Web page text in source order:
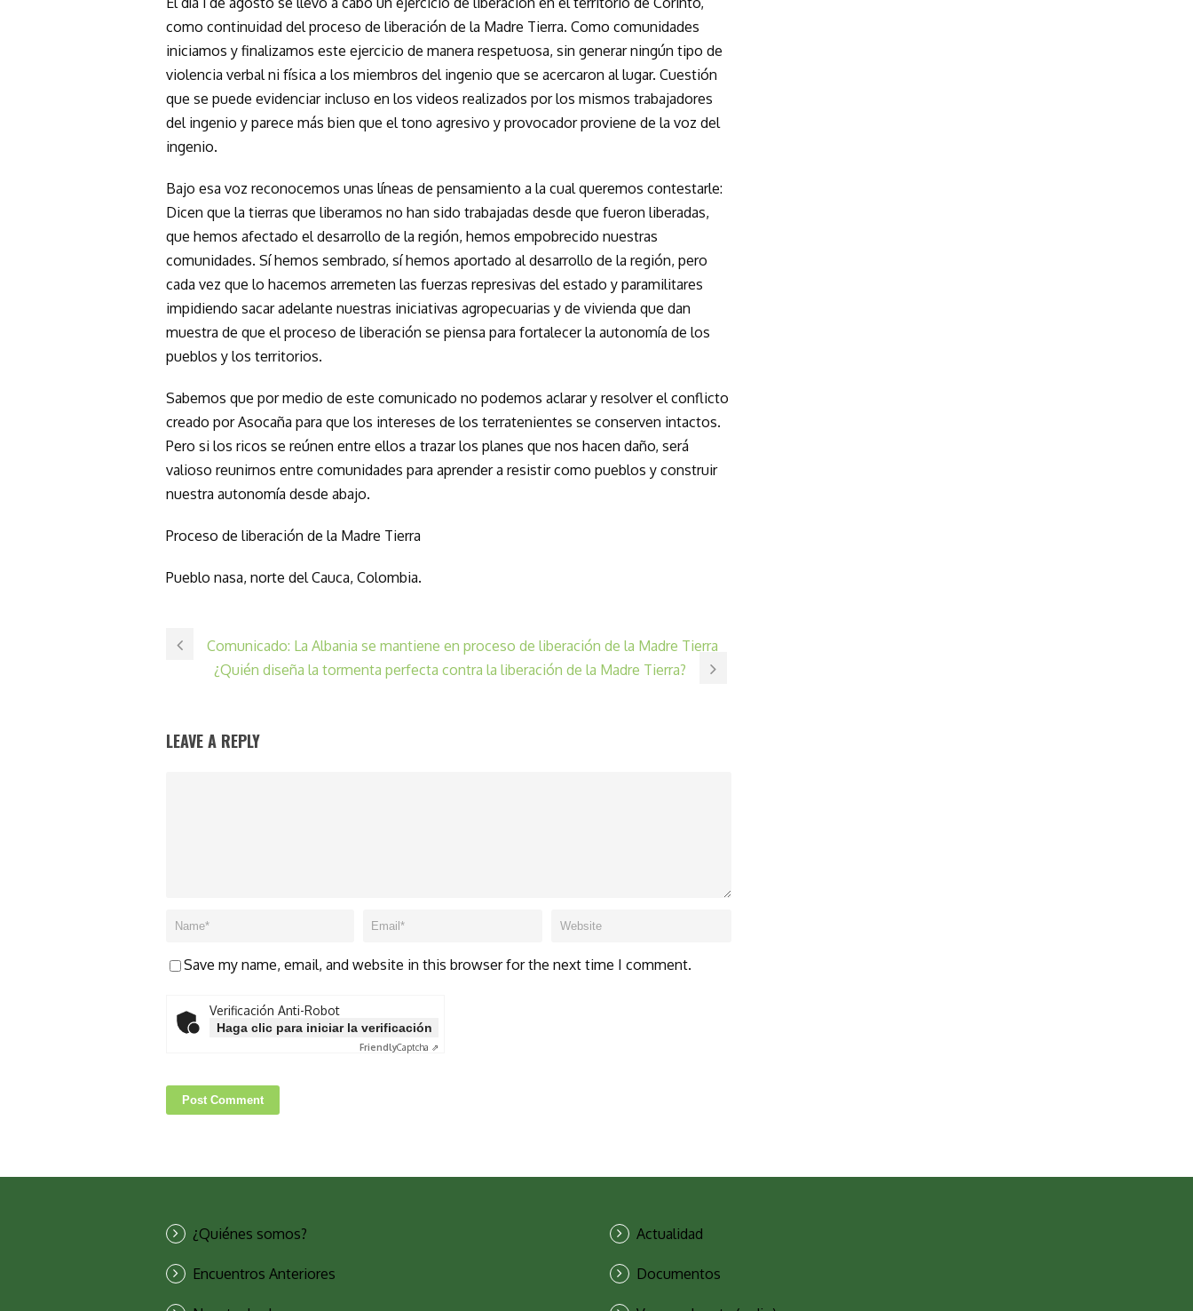
como continuidad del proceso de liberación de la Madre Tierra. Como comunidades
iniciamos y finalizamos este ejercicio de manera respetuosa, sin generar ningún tipo de
violencia verbal ni física a los miembros del ingenio que se acercaron al lugar. Cuestión
que se puede evidenciar incluso en los videos realizados por los mismos trabajadores
del ingenio y parece más bien que el tono agresivo y provocador proviene de la voz del
ingenio.
Bajo esa voz reconocemos unas líneas de pensamiento a la cual queremos contestarle:
Dicen que la tierras que liberamos no han sido trabajadas desde que fueron liberadas,
que hemos afectado el desarrollo de la región, hemos empobrecido nuestras
comunidades. Sí hemos sembrado, sí hemos aportado al desarrollo de la región, pero
cada vez que lo hacemos arremeten las fuerzas represivas del estado y paramilitares
impidiendo sacar adelante nuestras iniciativas agropecuarias y de vivienda que dan
muestra de que el proceso de liberación se piensa para fortalecer la autonomía de los
pueblos y los territorios.
Sabemos que por medio de este comunicado no podemos aclarar y resolver el conflicto
creado por Asocaña para que los intereses de los terratenientes se conserven intactos.
Pero si los ricos se reúnen entre ellos a trazar los planes que nos hacen daño, será
valioso reunirnos entre comunidades para aprender a resistir como pueblos y construir
nuestra autonomía desde abajo.
Proceso de liberación de la Madre Tierra
Pueblo nasa, norte del Cauca, Colombia.
Comunicado: La Albania se mantiene en proceso de liberación de la Madre Tierra
¿Quién diseña la tormenta perfecta contra la liberación de la Madre Tierra?
LEAVE A REPLY
Save my name, email, and website in this browser for the next time I comment.
Verificación Anti-Robot
Haga clic para iniciar la verificación
FriendlyCaptcha ⇗
¿Quiénes somos?
Encuentros Anteriores
Actualidad
Documentos